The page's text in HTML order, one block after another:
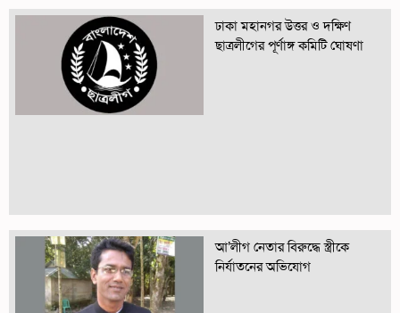
ঢাকা মহানগর উত্তর ও দক্ষিণ
ছাত্রলীগের পূর্ণাঙ্গ কমিটি ঘোষণা
আ’লীগ নেতার বিরুদ্ধে স্ত্রীকে
নির্যাতনের অভিযোগ